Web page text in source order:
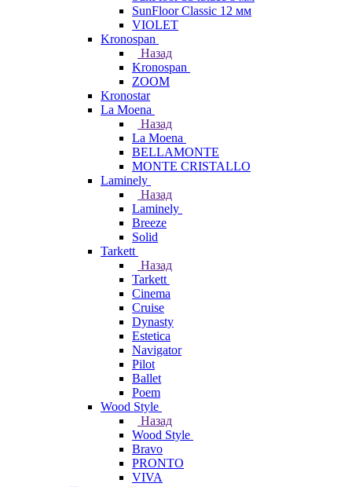
SunFloor Classic 12 мм
VIOLET
Kronospan
Назад
Kronospan
ZOOM
Kronostar
La Moena
Назад
La Moena
BELLAMONTE
MONTE CRISTALLO
Laminely
Назад
Laminely
Breeze
Solid
Tarkett
Назад
Tarkett
Cinema
Cruise
Dynasty
Estetica
Navigator
Pilot
Ballet
Poem
Wood Style
Назад
Wood Style
Bravo
PRONTO
VIVA